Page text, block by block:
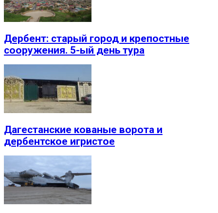
Дербент: старый город и крепостные
сооружения. 5-ый день тура
Дагестанские кованые ворота и
дербентское игристое